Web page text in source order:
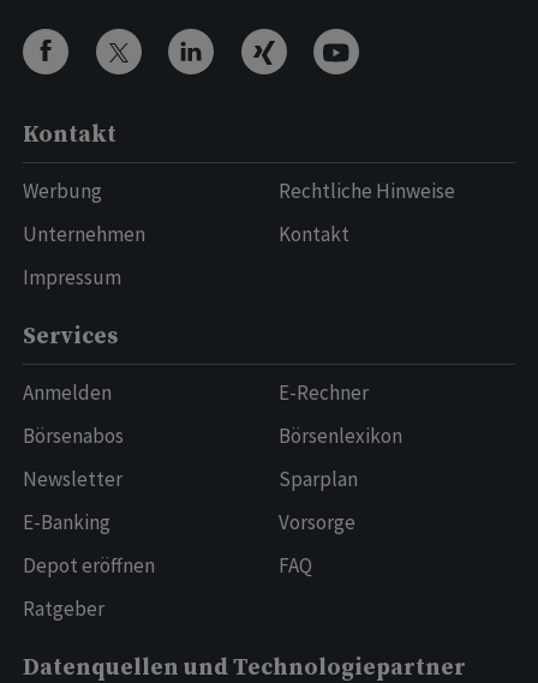
Kontakt
Werbung
Unternehmen
Impressum
Rechtliche Hinweise
Kontakt
Services
Anmelden
Börsenabos
Newsletter
E-Banking
Depot eröffnen
Ratgeber
E-Rechner
Börsenlexikon
Sparplan
Vorsorge
FAQ
Datenquellen und Technologiepartner